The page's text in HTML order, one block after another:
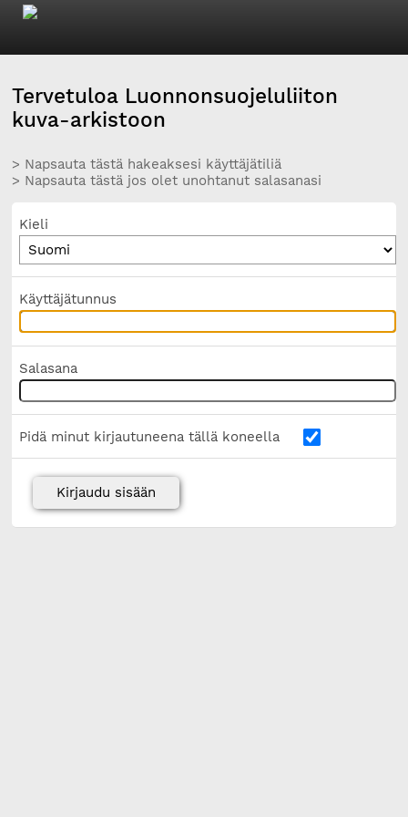
Tervetuloa Luonnonsuojeluliiton
kuva-arkistoon
> Napsauta tästä hakeaksesi käyttäjätiliä
> Napsauta tästä jos olet unohtanut salasanasi
Kieli
Käyttäjätunnus
Salasana
Pidä minut kirjautuneena tällä koneella